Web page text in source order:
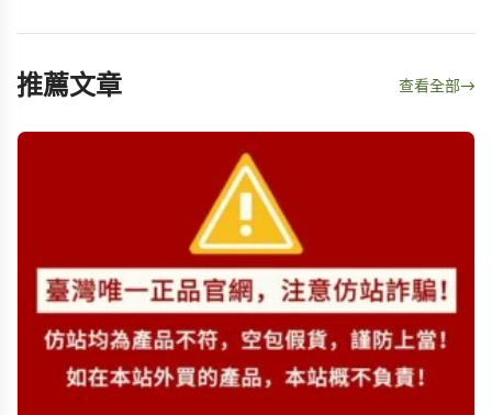
推薦文章 查看全部→